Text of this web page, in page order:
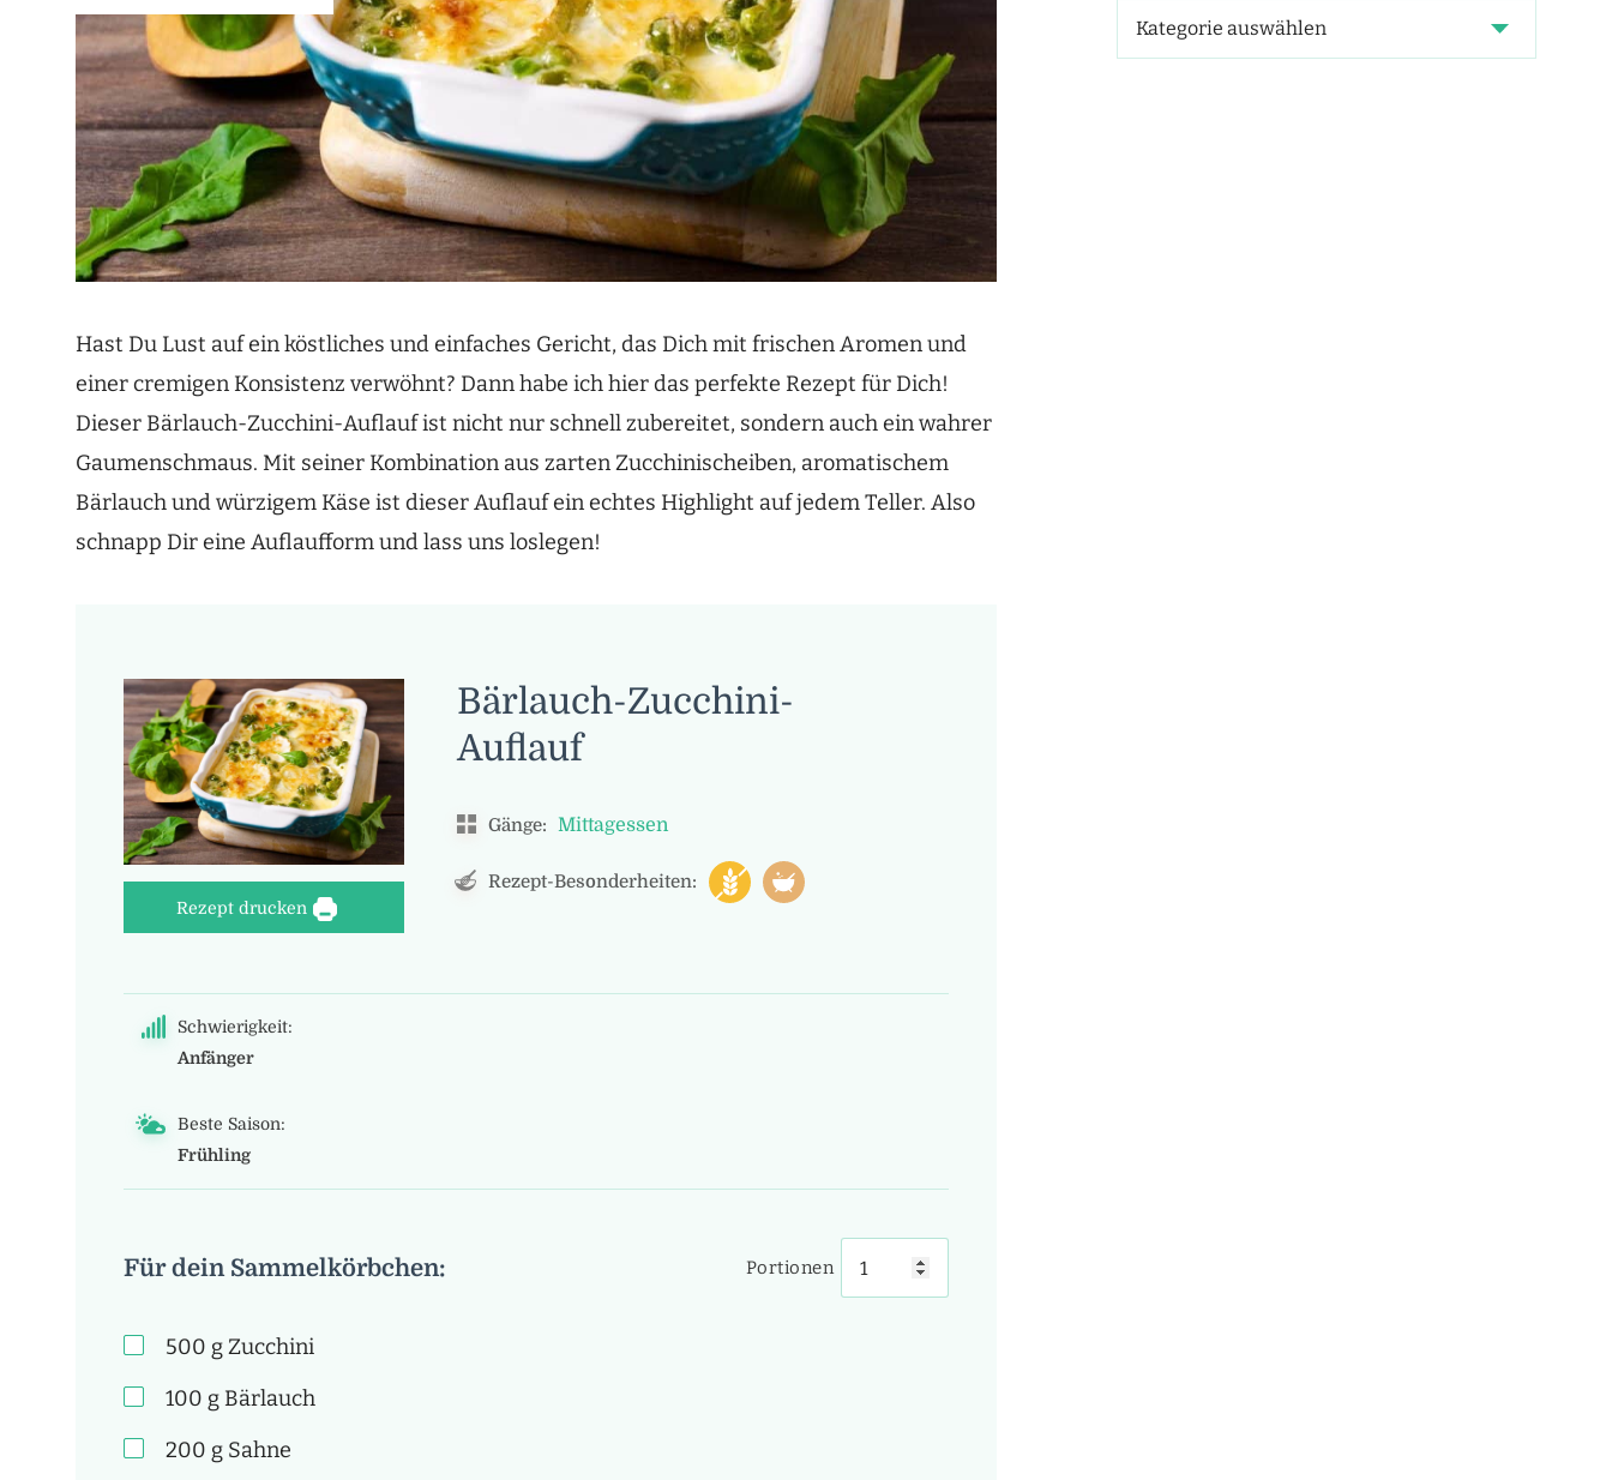
Hast Du Lust auf ein köstliches und einfaches Gericht, das Dich mit frischen Aromen und
einer cremigen Konsistenz verwöhnt? Dann habe ich hier das perfekte Rezept für Dich!
Dieser Bärlauch-Zucchini-Auflauf ist nicht nur schnell zubereitet, sondern auch ein wahrer
Gaumenschmaus. Mit seiner Kombination aus zarten Zucchinischeiben, aromatischem
Bärlauch und würzigem Käse ist dieser Auflauf ein echtes Highlight auf jedem Teller. Also
schnapp Dir eine Auflaufform und lass uns loslegen!
Rezept drucken
Bärlauch-Zucchini-
Auflauf
Gänge: Mittagessen
Rezept-Besonderheiten:
Schwierigkeit:
Anfänger
Beste Saison:
Frühling
Für dein Sammelkörbchen: Portionen
500 gZucchini
100 gBärlauch
200 gSahne